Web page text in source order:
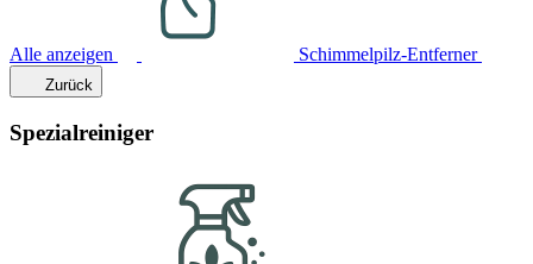
Alle anzeigen Schimmelpilz-Entferner
Zurück
Spezialreiniger